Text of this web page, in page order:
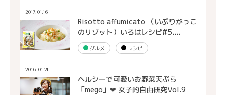
2017.01.16
Risotto affumicato （いぶりがっこ
のリゾット）いろはレシピ#5....
グルメ レシピ
2016.01.21
ヘルシーで可愛いお野菜天ぷら
「mego」❤ 女子的自由研究Vol.9